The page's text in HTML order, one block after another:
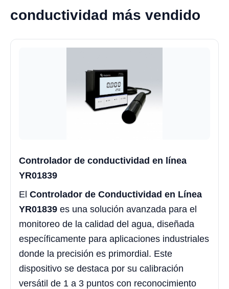
conductividad más vendido
Controlador de conductividad en línea
YR01839
El Controlador de Conductividad en Línea
YR01839 es una solución avanzada para el
monitoreo de la calidad del agua, diseñada
específicamente para aplicaciones industriales
donde la precisión es primordial. Este
dispositivo se destaca por su calibración
versátil de 1 a 3 puntos con reconocimiento